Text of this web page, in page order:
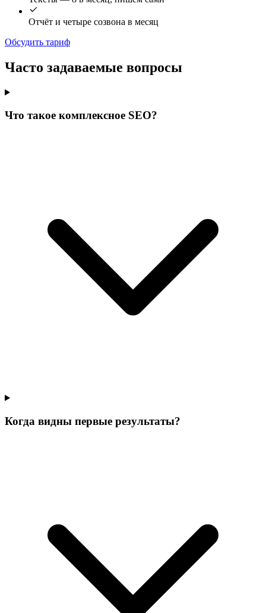
Отчёт и четыре созвона в месяц
Обсудить тариф
Часто задаваемые вопросы
Что такое комплексное SEO?
Когда видны первые результаты?